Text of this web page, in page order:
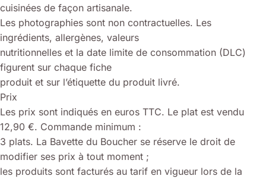
cuisinées de façon artisanale.
Les photographies sont non contractuelles. Les
ingrédients, allergènes, valeurs
nutritionnelles et la date limite de consommation (DLC)
figurent sur chaque fiche
produit et sur l’étiquette du produit livré.
Prix
Les prix sont indiqués en euros TTC. Le plat est vendu
12,90 €. Commande minimum :
3 plats. La Bavette du Boucher se réserve le droit de
modifier ses prix à tout moment ;
les produits sont facturés au tarif en vigueur lors de la